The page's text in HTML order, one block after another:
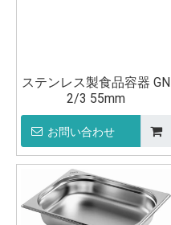
ステンレス製食品容器 GN
2/3 55mm
お問い合わせ